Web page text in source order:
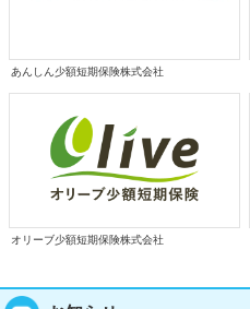
あんしん少額短期保険株式会社
オリーブ少額短期保険株式会社